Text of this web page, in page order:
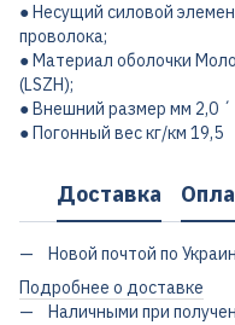
● Несущий силовой
проволока;
● Материал оболочки
(LSZH);
● Внешний размер мм 2,0 ´
● Погонный вес кг/км 19,5
Доставка
Новой почтой по
Подробнее о доставке
Наличными при